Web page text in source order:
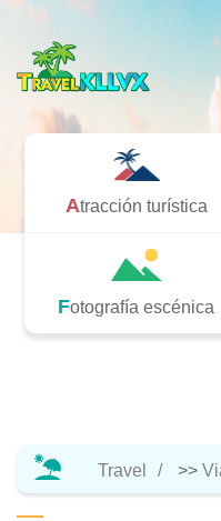
Atracción turística
Fotografía escénica
Travel >>